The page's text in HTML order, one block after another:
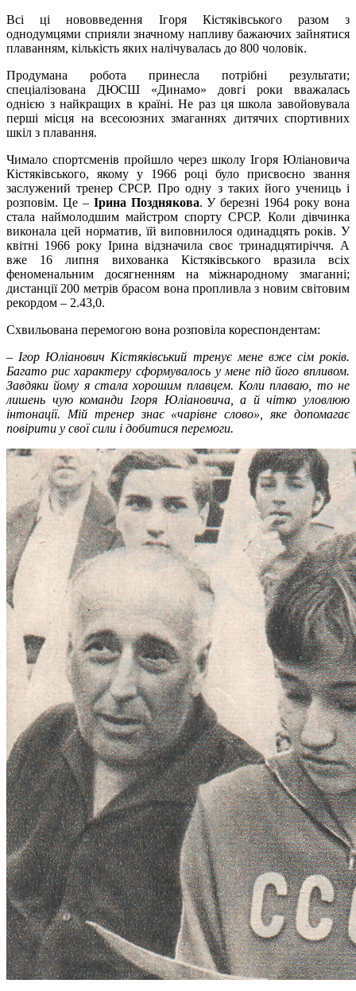
Всі ці нововведення Ігоря Кістяківського разом з
однодумцями сприяли значному напливу бажаючих зайнятися
плаванням, кількість яких налічувалась до 800 чоловік.
Продумана робота принесла потрібні результати;
спеціалізована ДЮСШ «Динамо» довгі роки вважалась
однією з найкращих в країні. Не раз ця школа завойовувала
перші місця на всесоюзних змаганнях дитячих спортивних
шкіл з плавання.
Чимало спортсменів пройшло через школу Ігоря Юліановича
Кістяківського, якому у 1966 році було присвоєно звання
заслужений тренер СРСР. Про одну з таких його учениць і
розповім. Це – Ірина Позднякова. У березні 1964 року вона
стала наймолодшим майстром спорту СРСР. Коли дівчинка
виконала цей норматив, їй виповнилося одинадцять років. У
квітні 1966 року Ірина відзначила своє тринадцятиріччя. А
вже 16 липня вихованка Кістяківського вразила всіх
феноменальним досягненням на міжнародному змаганні;
дистанції 200 метрів брасом вона пропливла з новим світовим
рекордом – 2.43,0.
Схвильована перемогою вона розповіла кореспондентам:
– Ігор Юліанович Кістяківський тренує мене вже сім років.
Багато рис характеру сформувалось у мене під його впливом.
Завдяки йому я стала хорошим плавцем. Коли плаваю, то не
лишень чую команди Ігоря Юліановича, а й чітко уловлюю
інтонації. Мій тренер знає «чарівне слово», яке допомагає
повірити у свої сили і добитися перемоги.